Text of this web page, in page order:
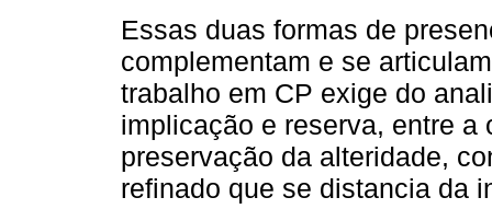
Essas duas formas de
complementam e se
trabalho em CP exige do
implicação e reserva, entre
preservação da alteridade,
refinado que se distancia da